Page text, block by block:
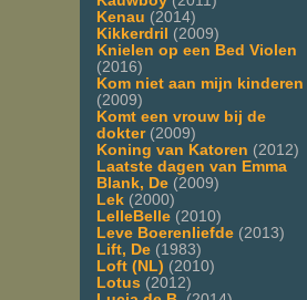
Kenau (2014)
Kikkerdril (2009)
Knielen op een Bed Violen
(2016)
Kom niet aan mijn kinderen
(2009)
Komt een vrouw bij de
dokter(2009)
Koning van Katoren (2012)
Laatste dagen van Emma
Blank, De (2009)
Lek (2000)
LelleBelle (2010)
Leve Boerenliefde (2013)
Lift, De (1983)
Loft (NL) (2010)
Lotus (2012)